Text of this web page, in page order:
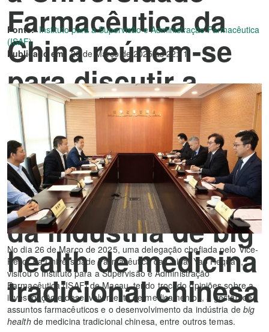
Farmacêutica da
China reúnem-se
para discutir a
cooperação, com
vista a promover o
desenvolvimento
de alta qualidade
da indústria de big
health de medicina
tradicional chinesa
Fonte: Instituto para a Supervisão e Administração Farmacêutica
(ISAF)
Publicado em:
26 de Março de 2025 às 22:11
No dia 26 de Março de 2025, uma delegação chefiada pelo Vice-
Reitor da Universidade Farmacêutica da China, Yao Hequan,
visitou o Instituto para a Supervisão e Administração
Farmacêutica (ISAF) de Macau, tendo trocado opiniões sobre a
investigação e desenvolvimento de medicamentos, a gestão de
assuntos farmacêuticos e o desenvolvimento da indústria de big
healthde medicina tradicional chinesa, entre outros temas.